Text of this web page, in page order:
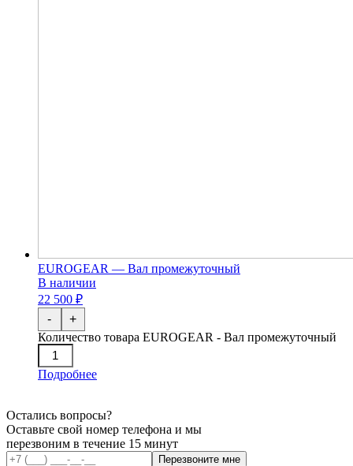
EUROGEAR — Вал промежуточный
В наличии
22 500 ₽
-
Количество товара EUROGEAR - Вал промежуточный
+
Подробнее
Остались вопросы?
Оставьте свой номер телефона и мы
перезвоним в течение 15 минут
Перезвоните мне